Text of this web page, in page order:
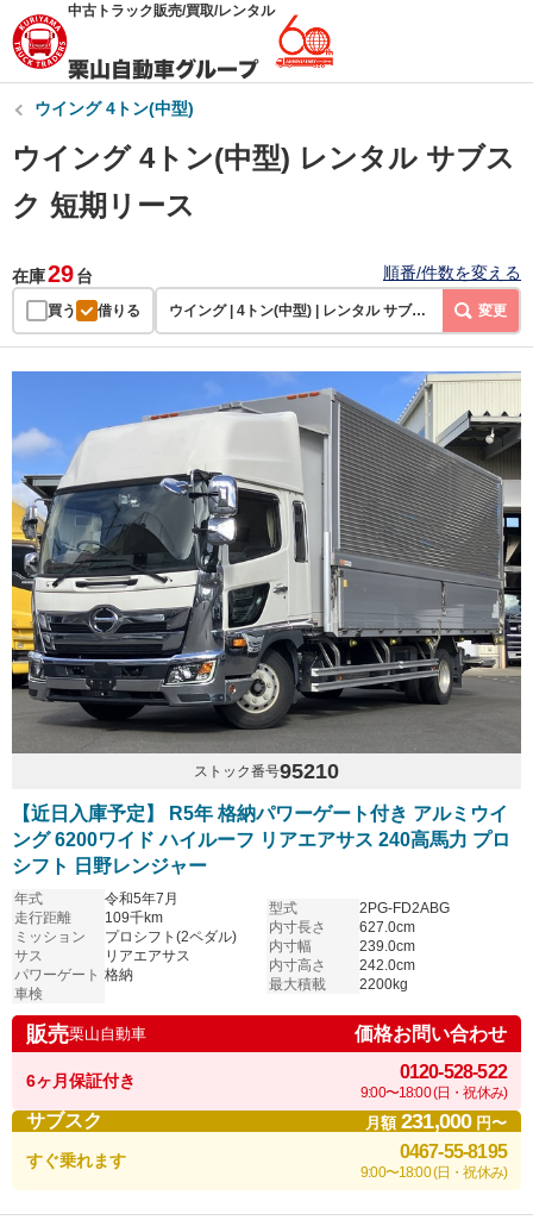
中古トラック販売/買取/レンタル
ウイング 4トン(中型)
ウイング 4トン(中型) レンタル サブス
ク 短期リース
在庫29台 順番/件数を変える
買う 借りる ウイング | 4トン(中型) | レンタル サブスク 短期リース 変更
ストック番号95210
【近日入庫予定】 R5年 格納パワーゲート付き アルミウイ
ング 6200ワイド ハイルーフ リアエアサス 240高馬力 プロ
シフト 日野レンジャー
年式
令和5年7月
走行距離
109千km
ミッション
プロシフト(2ペダル)
サス
リアエアサス
パワーゲート 格納
車検
型式
2PG-FD2ABG
内寸長さ
627.0cm
内寸幅
239.0cm
内寸高さ
242.0cm
最大積載
2200kg
販売栗山自動車 価格お問い合わせ
6ヶ月保証付き 0120-528-522
9:00〜18:00 (日・祝休み)
サブスク 月額231,000円〜
すぐ乗れます 0467-55-8195
9:00〜18:00 (日・祝休み)